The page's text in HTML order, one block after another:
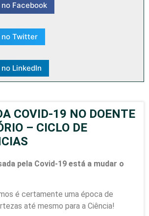
Facebook
Twitter
LinkedIn
COVID-19 NO DOENTE
– CICLO DE
pela Covid-19 está a mudar o
é certamente uma época de
até mesmo para a Ciência!